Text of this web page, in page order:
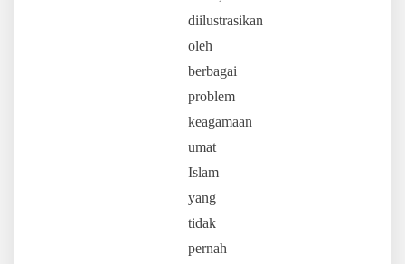
diilustrasikan
oleh
berbagai
problem
keagamaan
umat
Islam
yang
tidak
pernah